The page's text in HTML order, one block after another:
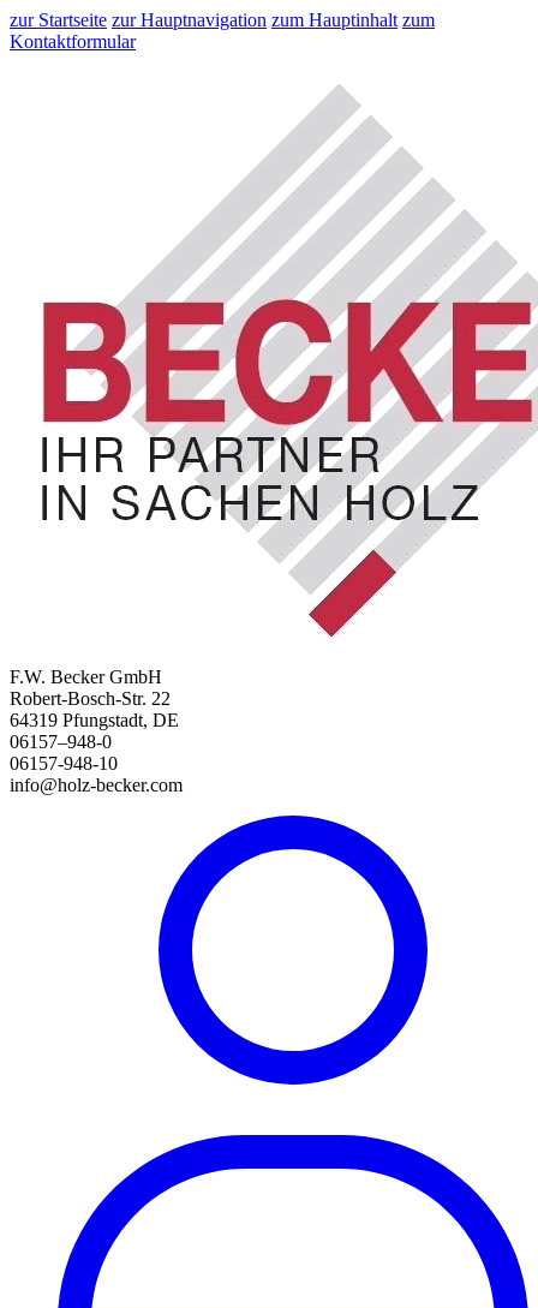
zur Startseite zur Hauptnavigation zum Hauptinhalt zum
Kontaktformular
F.W. Becker GmbH
Robert-Bosch-Str. 22
64319 Pfungstadt, DE
06157–948-0
06157-948-10
info@holz-becker.com